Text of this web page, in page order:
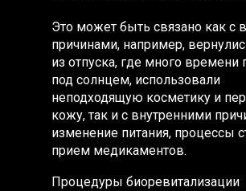
Процедуры биоревитализации
Это может быть связано как с
причинами, например,
из отпуска, где много времени
под солнцем, использовали
неподходящую косметику и
кожу, так и с внутренними
изменение питания, процессы
прием медикаментов.